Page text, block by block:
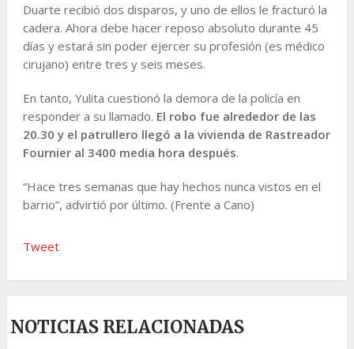
Duarte recibió dos disparos, y uno de ellos le fracturó la
cadera. Ahora debe hacer reposo absoluto durante 45
días y estará sin poder ejercer su profesión (es médico
cirujano) entre tres y seis meses.
En tanto, Yulita cuestionó la demora de la policía en
responder a su llamado. El robo fue alrededor de las
20.30 y el patrullero llegó a la vivienda de Rastreador
Fournier al 3400 media hora después.
“Hace tres semanas que hay hechos nunca vistos en el
barrio”, advirtió por último. (Frente a Cano)
Tweet
NOTICIAS RELACIONADAS